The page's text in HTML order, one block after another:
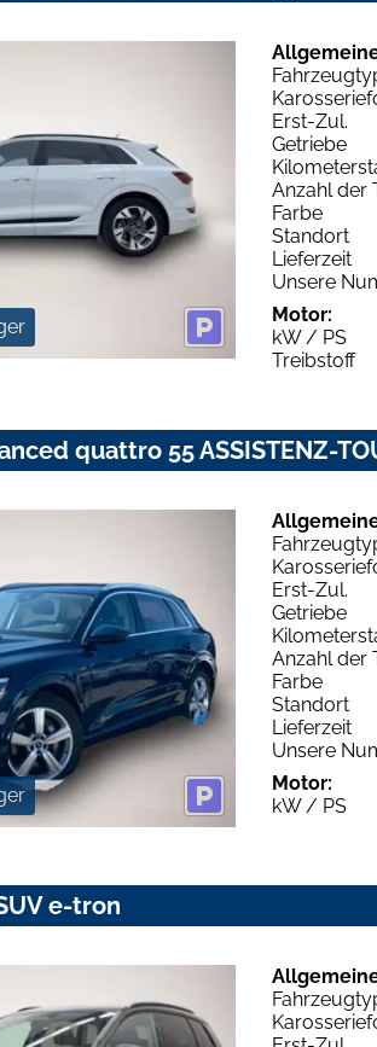
Erst-Zul.
Getriebe
Anzahl der
Farbe
Standort
Lieferzeit
Unsere
Motor:
kW / PS
Treibstoff
quattro 55 ASSISTENZ-
Erst-Zul.
Getriebe
Anzahl der
Farbe
Standort
Lieferzeit
Unsere
Motor:
kW / PS
e-tron